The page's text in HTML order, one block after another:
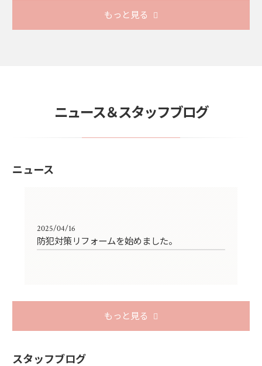
もっと見る
ニュース＆スタッフブログ
ニュース
2025/04/16
防犯対策リフォームを始めました。
もっと見る
スタッフブログ